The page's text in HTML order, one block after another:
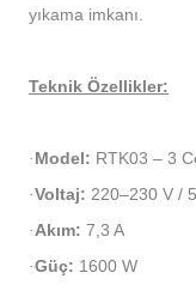
yıkama imkanı.
Teknik Özellikler:
· Model: RTK03 – 3
·Voltaj: 220–230 V /
·Akım: 7,3 A
·Güç: 1600 W